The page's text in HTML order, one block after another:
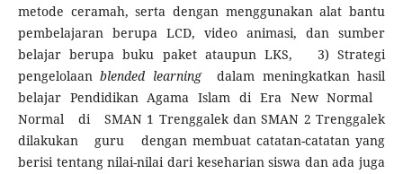
metode ceramah, serta dengan menggunakan alat bantu
pembelajaran berupa LCD, video animasi, dan sumber
belajar berupa buku paket ataupun LKS, 3) Strategi
pengelolaanblended learningdalam meningkatkan hasil
belajar Pendidikan Agama Islam di Era New Normal
Normal di SMAN 1 Trenggalek dan SMAN 2 Trenggalek
dilakukan guru dengan membuat catatan-catatan yang
berisi tentang nilai-nilai dari keseharian siswa dan ada juga